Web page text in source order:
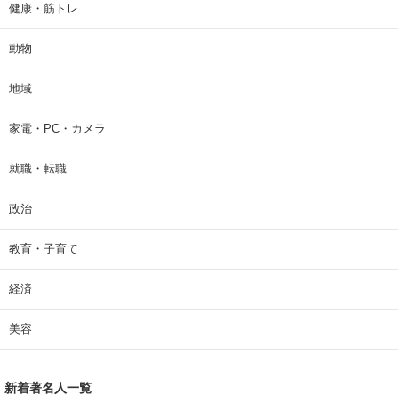
健康・筋トレ
動物
地域
家電・PC・カメラ
就職・転職
政治
教育・子育て
経済
美容
新着著名人一覧